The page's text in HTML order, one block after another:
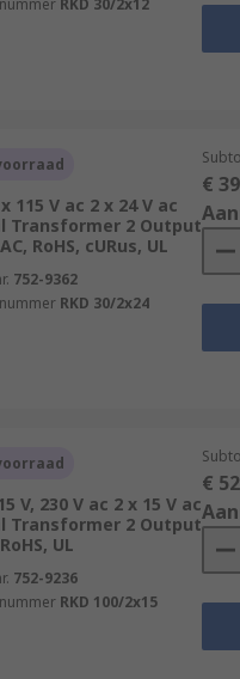
RKD 30/2x12
115 V ac 2 x 24 V ac
Transformer 2 Output
RoHS, cURus, UL
752-9362
RKD 30/2x24
€
V, 230 V ac 2 x 15 V ac
Transformer 2 Output
UL
752-9236
RKD 100/2x15
€